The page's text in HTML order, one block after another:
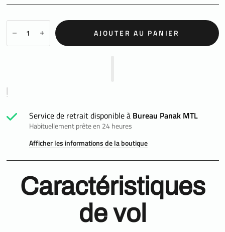
AJOUTER AU PANIER
Service de retrait disponible à Bureau Panak MTL
Habituellement prête en 24 heures
Afficher les informations de la boutique
Caractéristiques
de vol